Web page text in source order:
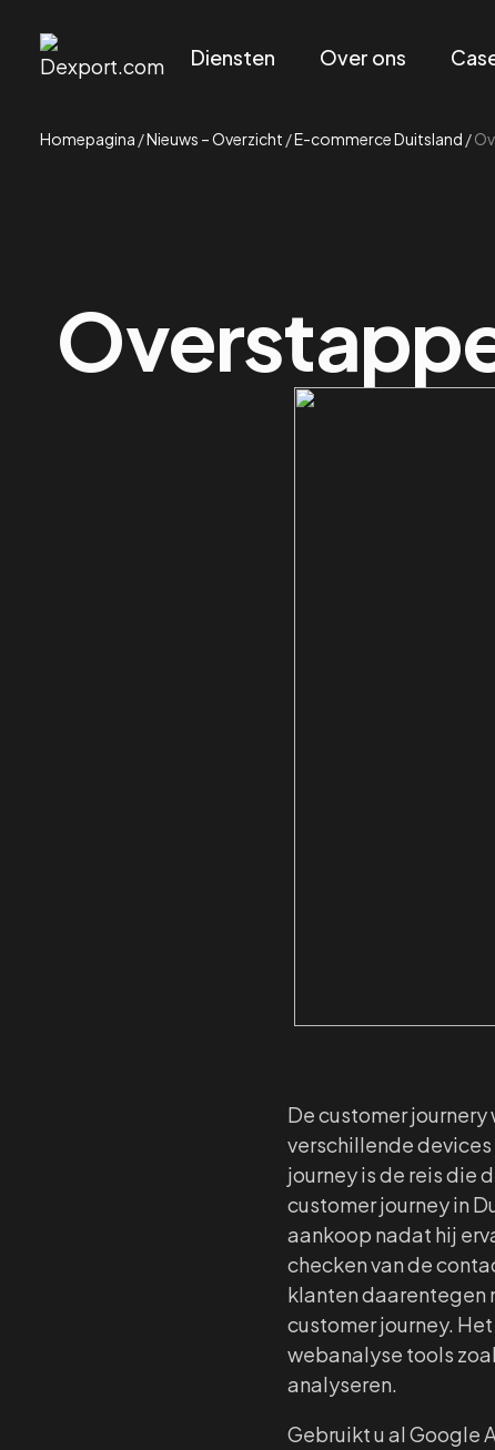
Diensten Over ons
Homepagina /Nieuws – Overzicht /E-commerce Duitsland /
De customer
verschillende
journey is de reis die
customer journey in
aankoop nadat hij
checken van de
klanten daarentegen
customer journey.
webanalyse tools
analyseren.
Gebruikt u al Google